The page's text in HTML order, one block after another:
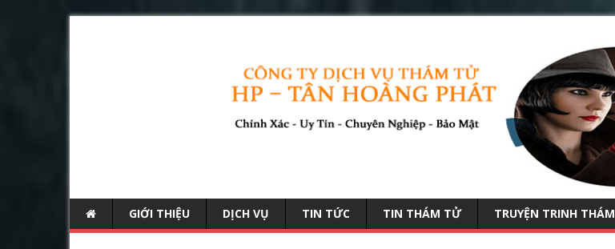
GIỚI THIỆU DỊCH VỤ TIN TỨC TIN THÁM TỬ TRUYỆN TRINH THÁM